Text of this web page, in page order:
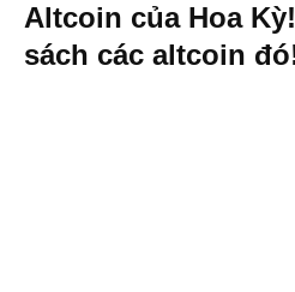
Altcoin của Hoa
sách các altcoin